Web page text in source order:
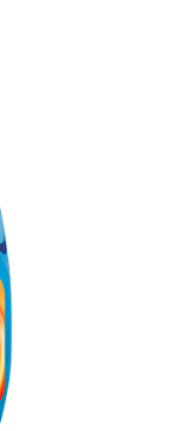
結果，核予每個人不同
有限公司(下稱 AFTEE )
所須提供之個人資料(包
收件地址)，將交付予
對於個人資料之蒐集、
處理及利用告知聲明』
16% 的逾期滯納金。
同意方可使用
使相關法律權利，請聯
示之個人資料，連同必
集處理利用您的個人資